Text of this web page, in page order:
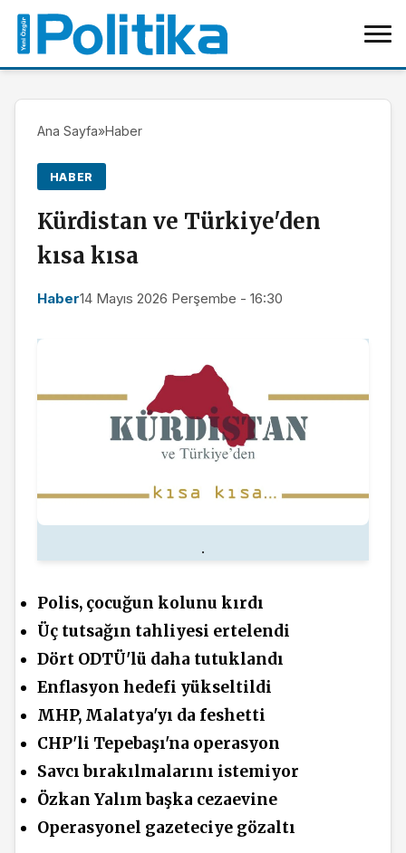
Ana Sayfa»Haber
HABER
Kürdistan ve Türkiye'den
kısa kısa
Haber14 Mayıs 2026 Perşembe - 16:30
.
Polis, çocuğun kolunu kırdı
Üç tutsağın tahliyesi ertelendi
Dört ODTÜ'lü daha tutuklandı
Enflasyon hedefi yükseltildi
MHP, Malatya'yı da feshetti
CHP'li Tepebaşı'na operasyon
Savcı bırakılmalarını istemiyor
Özkan Yalım başka cezaevine
Operasyonel gazeteciye gözaltı